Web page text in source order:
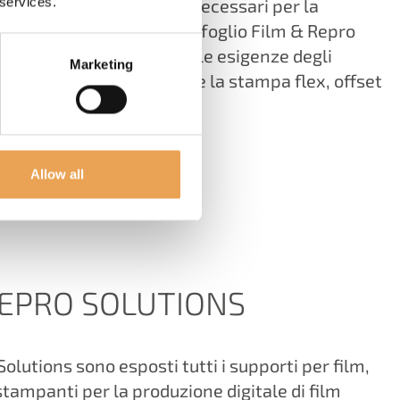
Marketing
Allow all
copre tutti i prodotti necessari per la
chimiche. Il portafoglio Film & Repro
per soddisfare le esigenze degli
convenzionali come la stampa flex, offset
SOLUTIONS
sono esposti tutti i supporti per film,
per la produzione digitale di film